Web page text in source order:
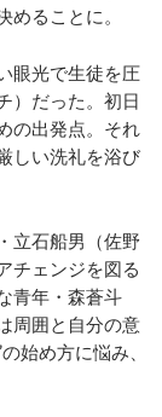
ることに。
眼光で生徒を圧
）だった。初日
の出発点。それ
しい洗礼を浴び
立石船男（佐野
チェンジを図る
青年・森蒼斗
周囲と自分の意
始め方に悩み、